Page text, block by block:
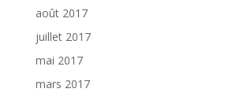
août 2017
juillet 2017
mai 2017
mars 2017